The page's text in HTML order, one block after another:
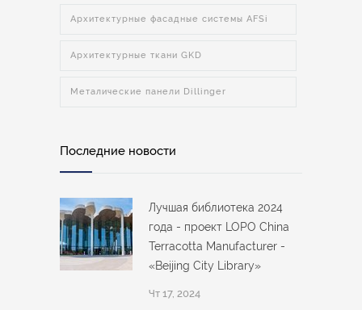
Архитектурные фасадные системы AFSi
Архитектурные ткани GKD
Металические панели Dillinger
Последние новости
Лучшая библиотека 2024
года - проект LOPO China
Terracotta Manufacturer -
«Beijing City Library»
Чт 17, 2024